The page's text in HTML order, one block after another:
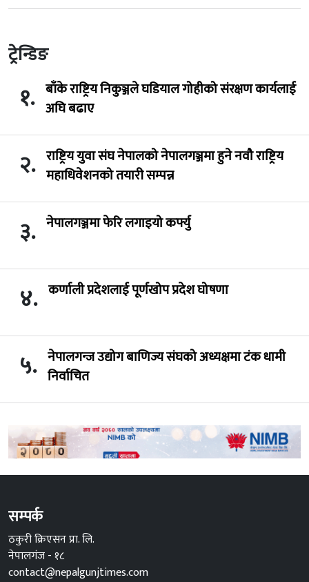
ट्रेन्डिङ
१. बाँके राष्ट्रिय निकुञ्जले घडियाल गोहीको संरक्षण कार्यलाई
अघि बढाए
२. राष्ट्रिय युवा संघ नेपालको नेपालगञ्जमा हुने नवौ राष्ट्रिय
महाधिवेशनको तयारी सम्पन्न
३. नेपालगञ्जमा फेरि लगाइयो कर्फ्यु
४. कर्णाली प्रदेशलाई पूर्णखोप प्रदेश घोषणा
५. नेपालगन्ज उद्योग बाणिज्य संघको अध्यक्षमा टंक धामी
निर्वाचित
सम्पर्क
ठकुरी क्रिएसन प्रा. लि.
नेपालगंज - १८
contact@nepalgunjtimes.com